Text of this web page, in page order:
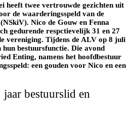
heeft twee vertrouwde gezichten uit
de waarderingsspeld van de
Nico de Gouw en Fenna
gedurende respctievelijk 31 en 27
vereniging. Tijdens de ALV op 8 juli
bestuursfunctie. Die avond
Enting, namens het hoofdbestuur
een gouden voor Nico en een
bestuurslid en